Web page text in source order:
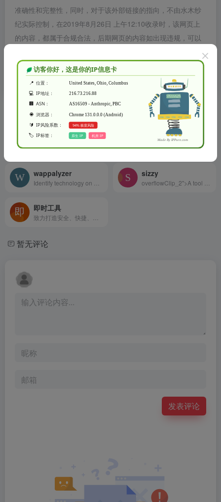
准确性和完整性，同时，对于该外部链接的指向，不由水木纱
纪实际控制，在2019年8月26日 上午12:10收录时，该网页上
的内容，都属于合规合法，后期网页的内容如出现违规，可以
水木纱纪致力于优质、实用的网络站点资源收集与分享！
相关导航
csspeeper
Smart CSS viewer tailored for Designers.
mustsee
wappalyzer sizzy
即时工具
暂无评论
发表评论